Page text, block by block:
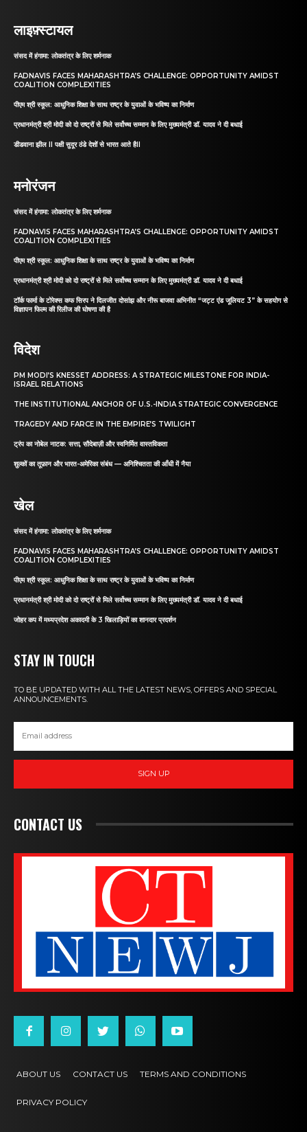
लाइफ़्स्टायल
संसद में हंगामा: लोकतंत्र के लिए शर्मनाक
FADNAVIS FACES MAHARASHTRA’S CHALLENGE: OPPORTUNITY AMIDST
COALITION COMPLEXITIES
पीएम श्री स्कूल: आधुनिक शिक्षा के साथ राष्ट्र के युवाओं के भविष्य का निर्माण
प्रधानमंत्री श्री मोदी को दो राष्ट्रों से मिले सर्वोच्च सम्मान के लिए मुख्यमंत्री डॉ. यादव ने दी बधाई
डीडवाना झील II पक्षी सुदूर ठंडे देशों से भारत आते हैII
मनोरंजन
संसद में हंगामा: लोकतंत्र के लिए शर्मनाक
FADNAVIS FACES MAHARASHTRA’S CHALLENGE: OPPORTUNITY AMIDST
COALITION COMPLEXITIES
पीएम श्री स्कूल: आधुनिक शिक्षा के साथ राष्ट्र के युवाओं के भविष्य का निर्माण
प्रधानमंत्री श्री मोदी को दो राष्ट्रों से मिले सर्वोच्च सम्मान के लिए मुख्यमंत्री डॉ. यादव ने दी बधाई
टॉर्क फार्मा के टोरेक्स कफ सिरप ने दिलजीत दोसांझ और नीरू बाजवा अभिनीत “जट्ट एंड जूलियट 3” के सहयोग से
विज्ञापन फिल्म की रिलीज की घोषणा की है
विदेश
PM MODI’S KNESSET ADDRESS: A STRATEGIC MILESTONE FOR INDIA-
ISRAEL RELATIONS
THE INSTITUTIONAL ANCHOR OF U.S.-INDIA STRATEGIC CONVERGENCE
TRAGEDY AND FARCE IN THE EMPIRE’S TWILIGHT
ट्रंप का नोबेल नाटक: सत्ता, सौदेबाज़ी और स्वनिर्मित वास्तविकता
शुल्कों का तूफ़ान और भारत-अमेरिका संबंध — अनिश्चितता की आँधी में नैया
खेल
संसद में हंगामा: लोकतंत्र के लिए शर्मनाक
FADNAVIS FACES MAHARASHTRA’S CHALLENGE: OPPORTUNITY AMIDST
COALITION COMPLEXITIES
पीएम श्री स्कूल: आधुनिक शिक्षा के साथ राष्ट्र के युवाओं के भविष्य का निर्माण
प्रधानमंत्री श्री मोदी को दो राष्ट्रों से मिले सर्वोच्च सम्मान के लिए मुख्यमंत्री डॉ. यादव ने दी बधाई
जोहर कप में मध्यप्रदेश अकादमी के 3 खिलाड़ियों का शानदार प्रदर्शन
STAY IN TOUCH
TO BE UPDATED WITH ALL THE LATEST NEWS, OFFERS AND SPECIAL
ANNOUNCEMENTS.
SIGN UP
CONTACT US
ABOUT US CONTACT US TERMS AND CONDITIONS
PRIVACY POLICY